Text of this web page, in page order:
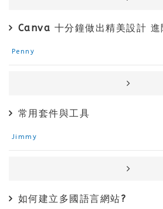
Canva 十分鐘做出精美設計 進
Penny
常用套件與工具
Jimmy
如何建立多國語言網站?